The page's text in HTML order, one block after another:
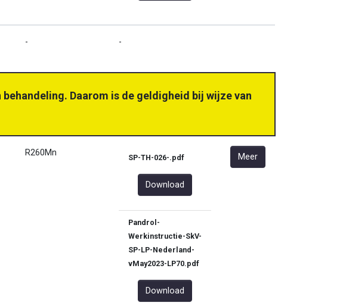
- -
Daarom is de geldigheid bij wijze van
R260Mn SP-TH-026-.pdf
Download
Pandrol-
Werkinstructie-SkV-
SP-LP-Nederland-
vMay2023-LP70.pdf
Download
Meer